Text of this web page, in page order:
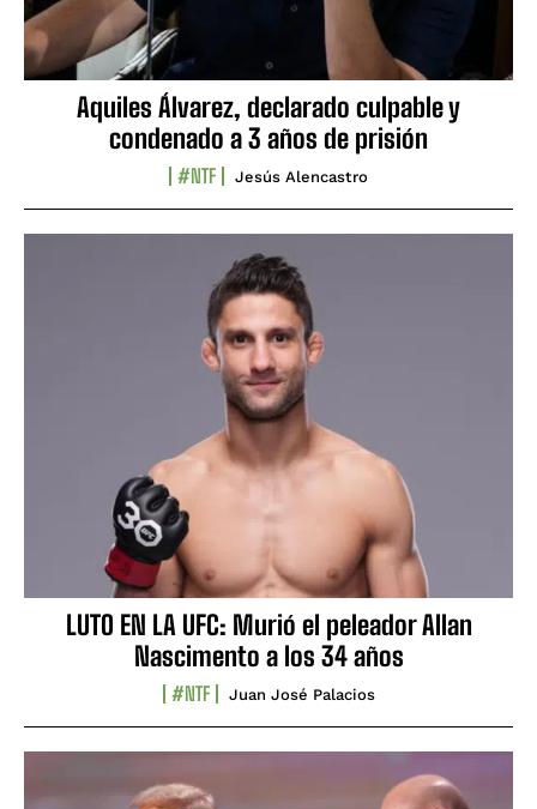
Aquiles Álvarez, declarado culpable y
condenado a 3 años de prisión
#NTF Jesús Alencastro
LUTO EN LA UFC: Murió el peleador Allan
Nascimento a los 34 años
#NTF Juan José Palacios